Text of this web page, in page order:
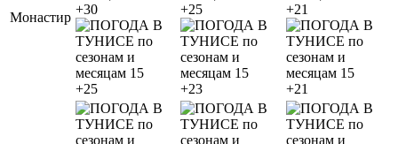
Монастир
+30
+25
+25
+23
+21
+21